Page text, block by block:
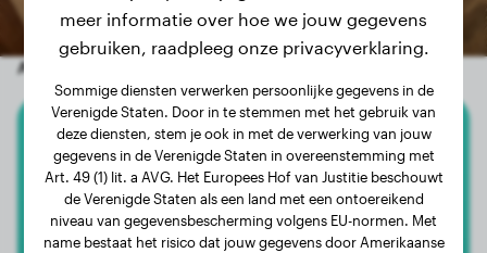
Andere willekeurige honden
Coton De Tuléar
Mila
meer informatie over hoe we jouw gegevens
gebruiken, raadpleeg onze privacyverklaring.
Sommige diensten verwerken persoonlijke gegevens in de
Verenigde Staten. Door in te stemmen met het gebruik van
deze diensten, stem je ook in met de verwerking van jouw
gegevens in de Verenigde Staten in overeenstemming met
Art. 49 (1) lit. a AVG. Het Europees Hof van Justitie beschouwt
de Verenigde Staten als een land met een ontoereikend
niveau van gegevensbescherming volgens EU-normen. Met
name bestaat het risico dat jouw gegevens door Amerikaanse